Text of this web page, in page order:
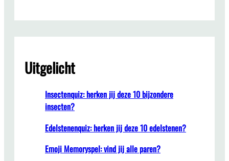
Uitgelicht
Insectenquiz: herken jij deze 10 bijzondere
insecten?
Edelstenenquiz: herken jij deze 10 edelstenen?
Emoji Memoryspel: vind jij alle paren?